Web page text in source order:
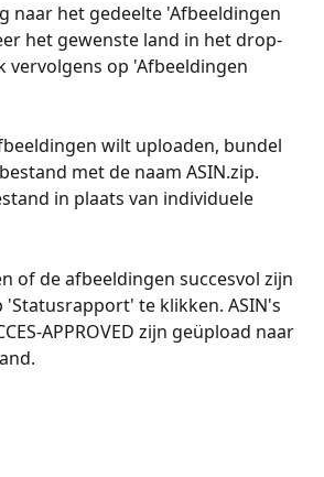
naar het gedeelte 'Afbeeldingen
het gewenste land in het drop-
vervolgens op 'Afbeeldingen
wilt uploaden, bundel
met de naam ASIN.zip.
in plaats van individuele
of de afbeeldingen succesvol zijn
te klikken. ASIN's
APPROVED zijn geüpload naar